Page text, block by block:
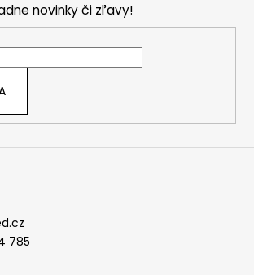
novinky či zľavy!
785